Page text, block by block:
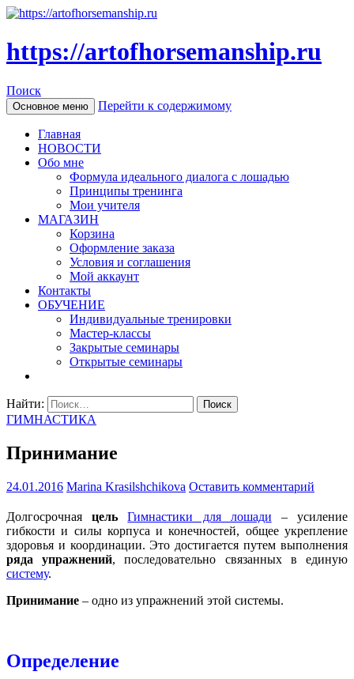
https://artofhorsemanship.ru
Поиск
Основное меню Перейти к содержимому
Главная
НОВОСТИ
Обо мне
Формула идеального диалога с лошадью
Принципы тренинга
Мои учителя
МАГАЗИН
Корзина
Оформление заказа
Условия и соглашения
Мой аккаунт
Контакты
ОБУЧЕНИЕ
Индивидуальные тренировки
Мастер-классы
Закрытые семинары
Открытые семинары
Найти:
ГИМНАСТИКА
Принимание
24.01.2016 Marina Krasilshchikova Оставить комментарий
ДолгосрочнаяцельГимнастики для лошади – усиление
гибкости и силы корпуса и конечностей, общее укрепление
здоровья и координации. Это достигается путем выполнения
ряда упражнений, последовательно связанных в единую
систему.
Принимание – одно из упражнений этой системы.
Определение